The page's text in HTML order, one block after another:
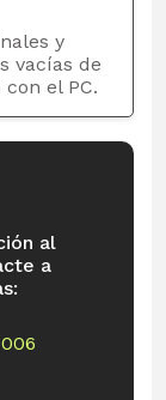
y
vacías de
el PC.
al
a